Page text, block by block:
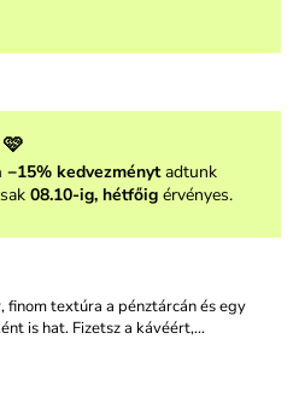
−15% kedvezménytadtunk
08.10-ig, hétfőigérvényes.
finom textúra a pénztárcán és egy
is hat. Fizetsz a kávéért,…